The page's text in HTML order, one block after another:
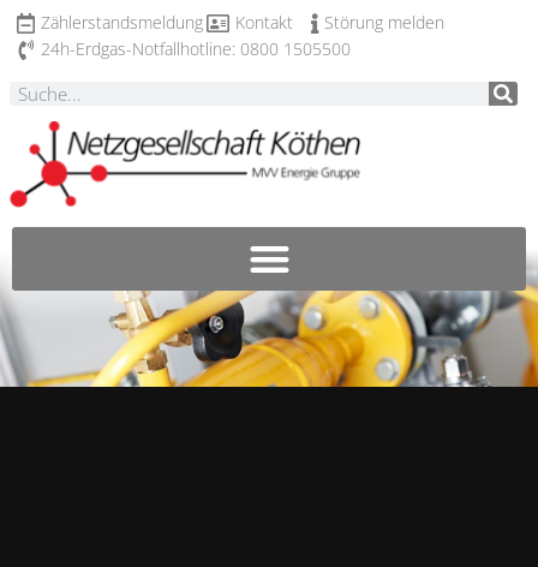
Zählerstandsmeldung Kontakt
Störung melden
24h-Erdgas-Notfallhotline: 0800 1505500​